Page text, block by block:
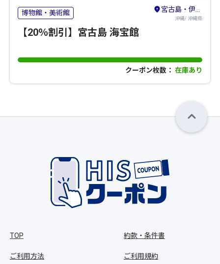
博物館・美術館 宮古島・伊良部島
沖縄/ 沖縄県
【20％割引】宮古島 海宝館
クーポン枚数： 在庫あり
TOP
ご利用方法
約款・条件書
ご利用規約